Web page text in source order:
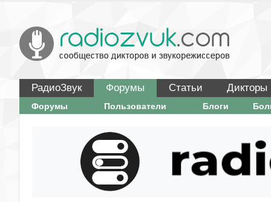
РадиоЗвук Форумы Статьи Дикторы
Форумы Пользователи Блоги